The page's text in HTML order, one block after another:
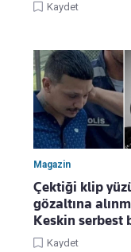
Kaydet
Magazin
Çektiği klip
gözaltına
Keskin serbest
Kaydet